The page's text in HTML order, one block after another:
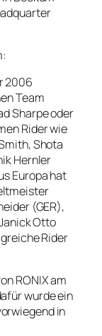
2006
Team
Sharpe oder
Rider wie
Shota
Hernler
Europa hat
(GER),
Otto
Rider
RONIX am
wurde ein
in